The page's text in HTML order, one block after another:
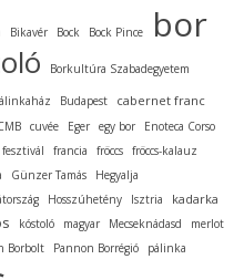
Bikavér Bock Bock Pince bor
Borkultúra Szabadegyetem
Budapest cabernet franc
cuvée Eger egy bor
Enoteca Corso
fesztivál francia fröccs fröccs-kalauz
Günzer Tamás
Hegyalja
Hosszúhetény Isztria kadarka
kóstoló magyar Mecseknádasd
merlot
Borbolt Pannon Borrégió pálinka